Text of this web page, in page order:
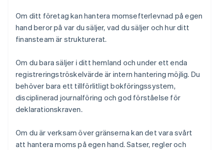
Om ditt företag kan hantera momsefterlevnad på egen
hand beror på var du säljer, vad du säljer och hur ditt
finansteam är strukturerat.
Om du bara säljer i ditt hemland och under ett enda
registreringströskelvärde är intern hantering möjlig. Du
behöver bara ett tillförlitligt bokföringssystem,
disciplinerad journalföring och god förståelse för
deklarationskraven.
Om du är verksam över gränserna kan det vara svårt
att hantera moms på egen hand. Satser, regler och